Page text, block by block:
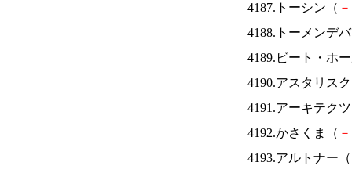
4187.トーシン（ －
4188.トーメンデ
4189.ビート・ホ
4190.アスタリス
4191.アーキテク
4192.かさくま（ －
4193.アルトナー（